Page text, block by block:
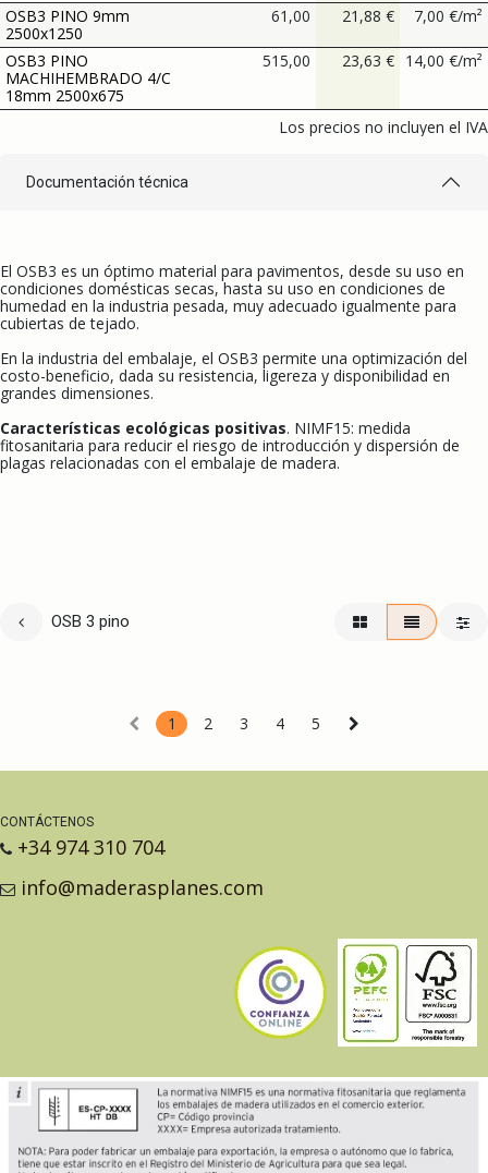
OSB3 PINO 9mm
2500x1250
61,00 21,88 € 7,00 €/m²
OSB3 PINO
MACHIHEMBRADO 4/C
18mm 2500x675
515,00 23,63 € 14,00 €/m²
Los precios no incluyen el IVA
Documentación técnica
El OSB3 es un óptimo material para pavimentos, desde su uso en
condiciones domésticas secas, hasta su uso en condiciones de
humedad en la industria pesada, muy adecuado igualmente para
cubiertas de tejado.
En la industria del embalaje, el OSB3 permite una optimización del
costo-beneficio, dada su resistencia, ligereza y disponibilidad en
grandes dimensiones.
Características ecológicas positivas. NIMF15: medida
fitosanitaria para reducir el riesgo de introducción y dispersión de
plagas relacionadas con el embalaje de madera.
OSB 3 pino
1 2 3 4 5
CONTÁCTENOS
+34 974 310 704
info@maderasplanes.com